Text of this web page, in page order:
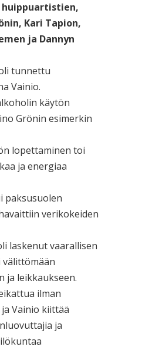
Kari Tapion,
ja Dannyn
tunnettu
Vainio.
käytön
Grönin esimerkin
lopettaminen toi
ja energiaa
paksusuolen
verikokeiden
laskenut vaarallisen
välittömään
ja leikkaukseen.
ilman
Vainio kiittää
ja